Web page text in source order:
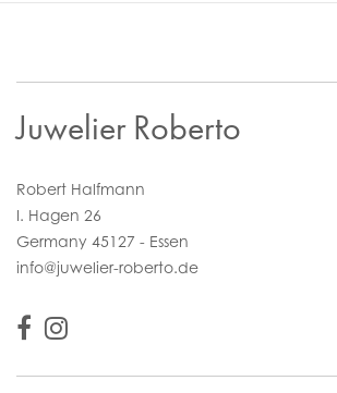
Juwelier Roberto
Robert Halfmann
I. Hagen 26
Germany 45127 - Essen
info@juwelier-roberto.de